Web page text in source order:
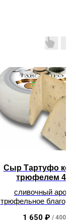
Сыр Тартуфо
трюфелем
сливочный
трюфельное
1 650 ₽ / 400 g